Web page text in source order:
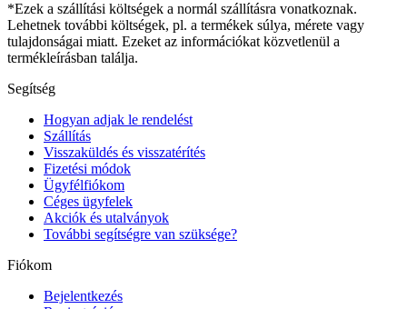
*Ezek a szállítási költségek a normál szállításra vonatkoznak.
Lehetnek további költségek, pl. a termékek súlya, mérete vagy
tulajdonságai miatt. Ezeket az információkat közvetlenül a
termékleírásban találja.
Segítség
Hogyan adjak le rendelést
Szállítás
Visszaküldés és visszatérítés
Fizetési módok
Ügyfélfiókom
Céges ügyfelek
Akciók és utalványok
További segítségre van szüksége?
Fiókom
Bejelentkezés